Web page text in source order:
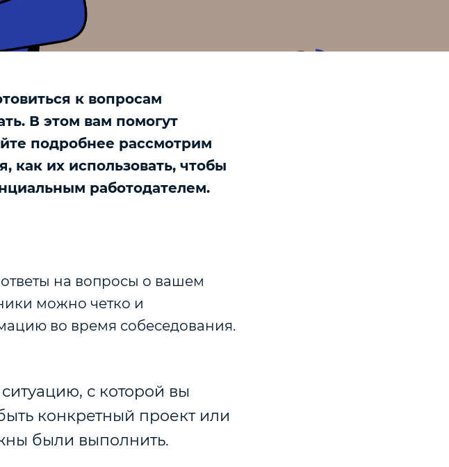
к вопросам
В этом вам помогут
подробнее рассмотрим
как их использовать, чтобы
работодателем.
ответы на вопросы о вашем
можно четко и
во время собеседования.
с которой вы
конкретный проект или
были выполнить.